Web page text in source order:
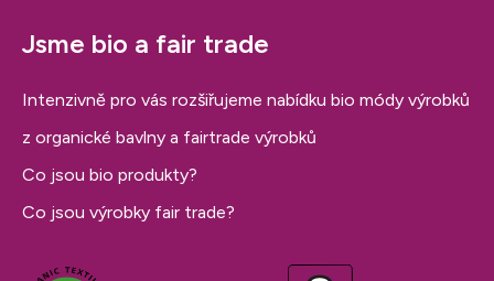
Jsme bio a fair trade
Intenzivně pro vás rozšiřujeme nabídku bio módy výrobků
z organické bavlny a fairtrade výrobků
Co jsou bio produkty?
Co jsou výrobky fair trade?